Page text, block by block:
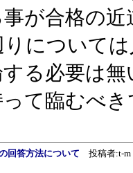
が合格の
りについて
る必要は
て臨むべ
回答方法について 投稿者:t-m